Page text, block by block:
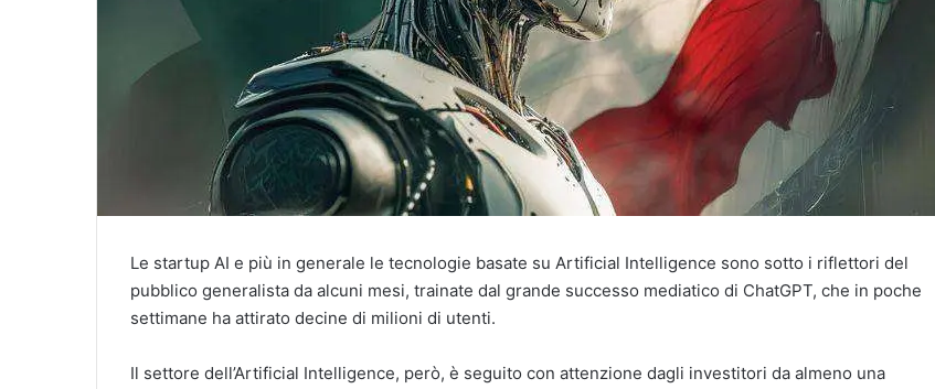
Le startup AI e più in generale le tecnologie basate su Artificial Intelligence sono sotto i riflettori del
pubblico generalista da alcuni mesi, trainate dal grande successo mediatico di ChatGPT, che in poche
settimane ha attirato decine di milioni di utenti.
Il settore dell’Artificial Intelligence, però, è seguito con attenzione dagli investitori da almeno una